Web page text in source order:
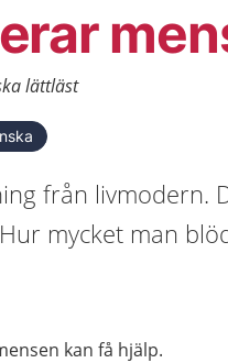
lättläst
från livmodern.
mycket man
kan få hjälp.